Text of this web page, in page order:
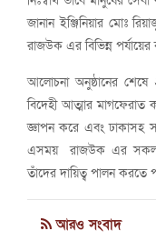
জানান ইঞ্জিনিয়ার মোঃ
রাজউক এর বিভিন্ন পর্যায়ের
আলোচনা অনুষ্ঠানের
বিদেহী আত্মার মাগফেরাত
জ্ঞাপন করে এবং ঢাকাসহ
এসময় রাজউক এর সকল
তাঁদের দায়িত্ব পালন করতে
আরও সংবাদ